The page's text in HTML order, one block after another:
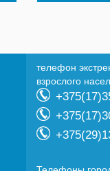
телефон
взрослого